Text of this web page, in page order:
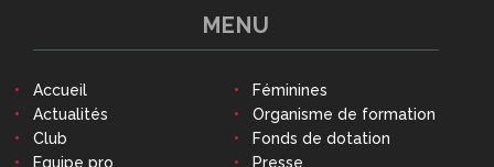
MENU
Accueil
Actualités
Club
Equipe pro
Féminines
Organisme de formation
Fonds de dotation
Presse